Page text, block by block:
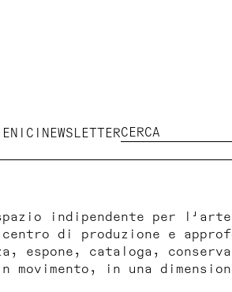
NEWSLETTER
indipendente per l'arte
di produzione e
espone, cataloga,
movimento, in una